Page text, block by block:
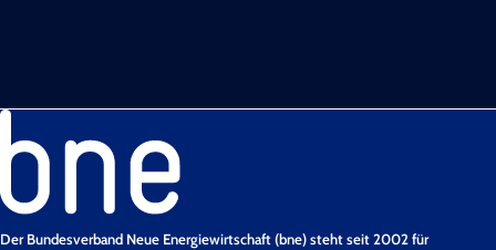
Der Bundesverband Neue Energiewirtschaft (bne) steht seit 2002 für